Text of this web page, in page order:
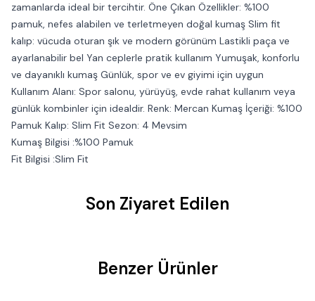
zamanlarda ideal bir tercihtir. Öne Çıkan Özellikler: %100
pamuk, nefes alabilen ve terletmeyen doğal kumaş Slim fit
kalıp: vücuda oturan şık ve modern görünüm Lastikli paça ve
ayarlanabilir bel Yan ceplerle pratik kullanım Yumuşak, konforlu
ve dayanıklı kumaş Günlük, spor ve ev giyimi için uygun
Kullanım Alanı: Spor salonu, yürüyüş, evde rahat kullanım veya
günlük kombinler için idealdir. Renk: Mercan Kumaş İçeriği: %100
Pamuk Kalıp: Slim Fit Sezon: 4 Mevsim
Kumaş Bilgisi :%100 Pamuk
Fit Bilgisi :Slim Fit
Son Ziyaret Edilen
Benzer Ürünler